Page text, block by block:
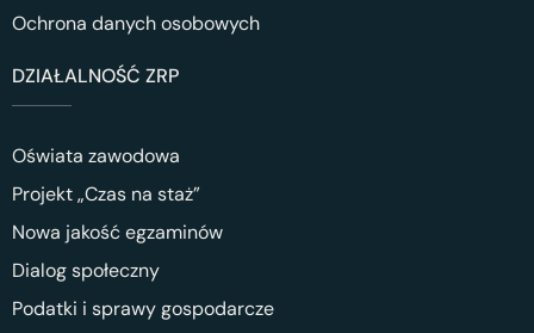
Ochrona danych osobowych
DZIAŁALNOŚĆ ZRP
Oświata zawodowa
Projekt „Czas na staż”
Nowa jakość egzaminów
Dialog społeczny
Podatki i sprawy gospodarcze